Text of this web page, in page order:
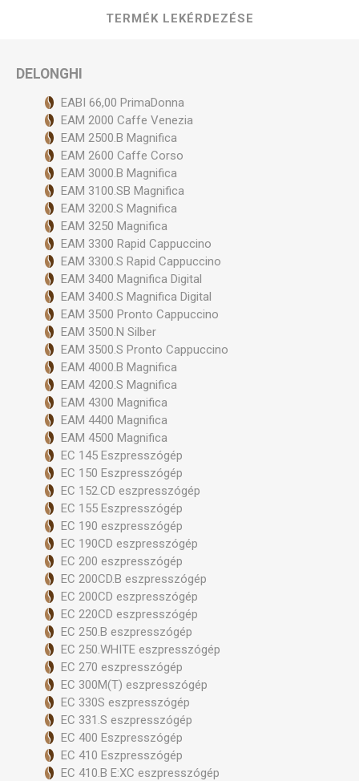
TERMÉK LEKÉRDEZÉSE
DELONGHI
EABI 66,00 PrimaDonna
EAM 2000 Caffe Venezia
EAM 2500.B Magnifica
EAM 2600 Caffe Corso
EAM 3000.B Magnifica
EAM 3100.SB Magnifica
EAM 3200.S Magnifica
EAM 3250 Magnifica
EAM 3300 Rapid Cappuccino
EAM 3300.S Rapid Cappuccino
EAM 3400 Magnifica Digital
EAM 3400.S Magnifica Digital
EAM 3500 Pronto Cappuccino
EAM 3500.N Silber
EAM 3500.S Pronto Cappuccino
EAM 4000.B Magnifica
EAM 4200.S Magnifica
EAM 4300 Magnifica
EAM 4400 Magnifica
EAM 4500 Magnifica
EC 145 Eszpresszógép
EC 150 Eszpresszógép
EC 152.CD eszpresszógép
EC 155 Eszpresszógép
EC 190 eszpresszógép
EC 190CD eszpresszógép
EC 200 eszpresszógép
EC 200CD.B eszpresszógép
EC 200CD eszpresszógép
EC 220CD eszpresszógép
EC 250.B eszpresszógép
EC 250.WHITE eszpresszógép
EC 270 eszpresszógép
EC 300M(T) eszpresszógép
EC 330S eszpresszógép
EC 331.S eszpresszógép
EC 400 Eszpresszógép
EC 410 Eszpresszógép
EC 410.B E:XC eszpresszógép